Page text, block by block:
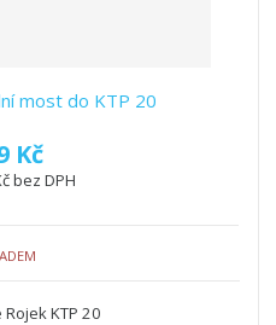
most do KTP 20
Kč
bez DPH
KTP 20